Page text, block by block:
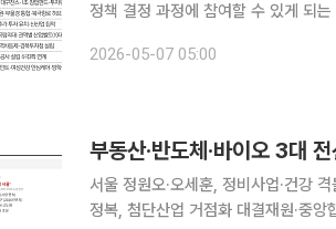
정책 결정 과정에 참여할 수 있게 되
년의 청구서다. 반도체, 바이오, 행정
2026-05-07 05:00
서울 정원오·오세훈, 정비사업·건강
정복, 첨단산업 거점화 대결재원·중앙협조 실현가능